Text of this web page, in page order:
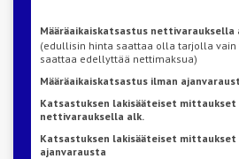
Määräaikaiskatsastus nettivarauksella
(edullisin hinta saattaa olla tarjolla
saattaa edellyttää nettimaksua)
Määräaikaiskatsastus ilman
Katsastuksen lakisääteiset mittaukset
nettivarauksella alk.
Katsastuksen lakisääteiset mittaukset
ajanvarausta